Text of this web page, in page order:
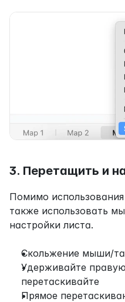
3. Перетащить и
Помимо
также использовать
настройки листа.
Скольжение мыши/
Удерживайте
перетаскивайте
Прямое